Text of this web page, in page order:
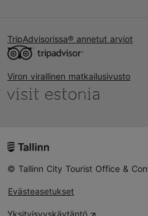
TripAdvisorissa® annetut arviot
Viron virallinen matkailusivusto
© Tallinn City Tourist Office &
Evästeasetukset
Yksityisyyskäytäntö